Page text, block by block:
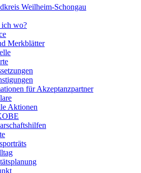
Weilheim-Schongau
ich wo?
Merkblätter
für Akzeptanzpartner
Aktionen